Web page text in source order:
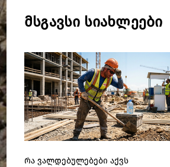
მსგავსი სიახლეები
რა ვალდებულებები აქვს